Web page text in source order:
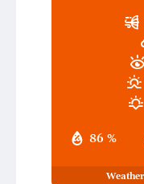
86 %